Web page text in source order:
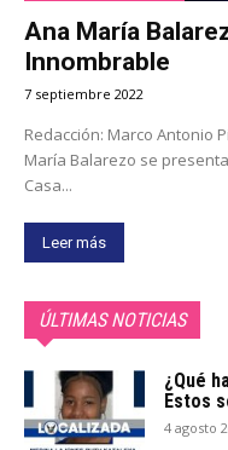
Ana María
Innombrable
7 septiembre 2022
Redacción: Marco Antonio Piza El Stand Up Comedy de la
María Balarezo se
Casa...
Leer más
ÚLTIMAS NOTICIAS
¿Qué
Estos
4 agosto